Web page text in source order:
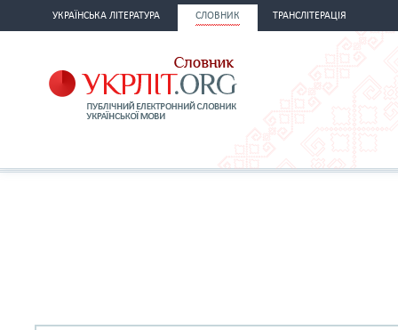
УКРАЇНСЬКА ЛІТЕРАТУРА СЛОВНИК ТРАНСЛІТЕРАЦІЯ